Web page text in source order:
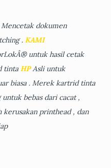
dokumen
. KAMI
untuk hasil cetak
tinta HPAsli untuk
biasa . Merek kartrid tinta
bebas dari cacat ,
printhead , dan